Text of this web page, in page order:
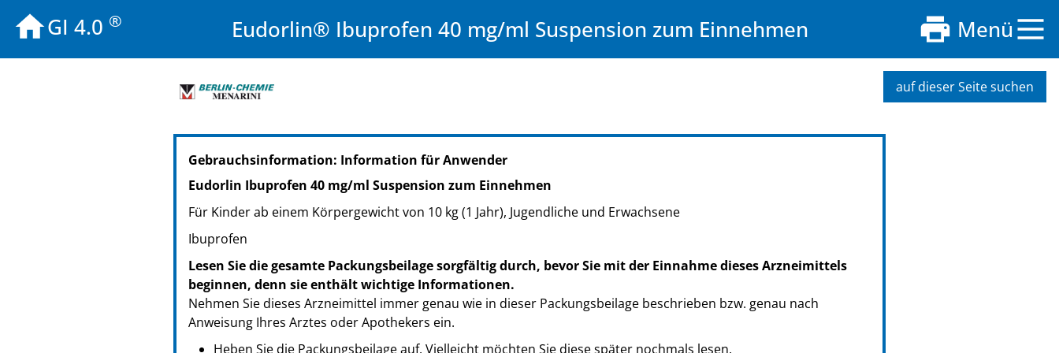
GI 4.0 ® Eudorlin® Ibuprofen 40 mg/ml Suspension zum Einnehmen Menü
auf dieser Seite suchen
PZN: 18752189
PPN: 111875218955
Gebrauchsinformation: Information für Anwender
Eudorlin Ibuprofen 40 mg/ml Suspension zum Einnehmen
Für Kinder ab einem Körpergewicht von 10 kg (1 Jahr), Jugendliche und Erwachsene
Ibuprofen
Lesen Sie die gesamte Packungsbeilage sorgfältig durch, bevor Sie mit der Einnahme dieses Arzneimittels
beginnen, denn sie enthält wichtige Informationen.
Nehmen Sie dieses Arzneimittel immer genau wie in dieser Packungsbeilage beschrieben bzw. genau nach
Anweisung Ihres Arztes oder Apothekers ein.
Heben Sie die Packungsbeilage auf. Vielleicht möchten Sie diese später nochmals lesen.